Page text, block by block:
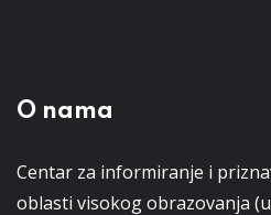
O nama
Centar za informiranje i
oblasti visokog obrazovanja